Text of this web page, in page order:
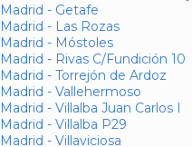
Madrid - Getafe
Madrid - Las Rozas
Madrid - Móstoles
Madrid - Rivas C/Fundición 10
Madrid - Torrejón de Ardoz
Madrid - Vallehermoso
Madrid - Villalba Juan Carlos I
Madrid - Villalba P29
Madrid - Villaviciosa